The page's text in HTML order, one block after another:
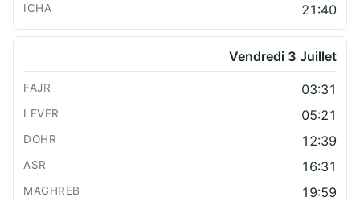
21:40
Vendredi 3 Juillet
03:31
05:21
12:39
16:31
19:59